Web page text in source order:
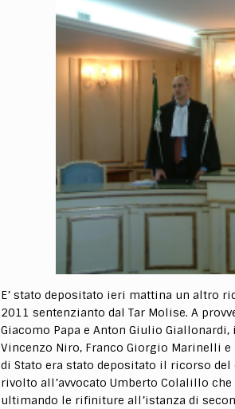
E’ stato depositato ieri mattina un altro
2011 sentenzianto dal Tar Molise. A
Giacomo Papa e Anton Giulio
Vincenzo Niro, Franco Giorgio Marinelli
di Stato era stato depositato il ricorso
rivolto all’avvocato Umberto Colalillo
ultimando le rifiniture all’istanza di